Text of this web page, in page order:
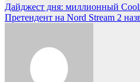
Навигация
по
Дайджест дня: миллионный
Претендент на Nord Stream 2